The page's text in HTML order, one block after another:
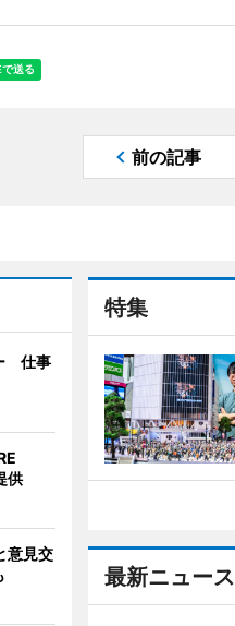
前の記事
特集
最新ニュース
仕事
供
意見交